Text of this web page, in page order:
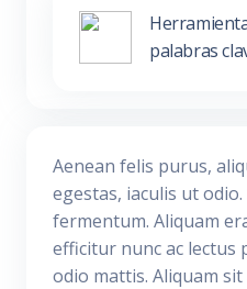
palabras
Aenean felis purus,
egestas, iaculis ut
fermentum. Aliquam
efficitur nunc ac lectus
odio mattis. Aliquam